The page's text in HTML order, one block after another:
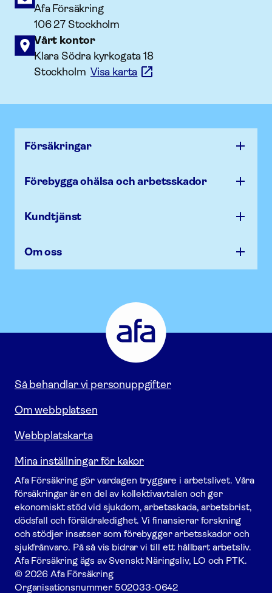
Afa Försäkring
106 27 Stockholm
Vårt kontor
Klara Södra kyrkogata 18
StockholmVisa karta
Försäk­ringar
Förebygga ohälsa och arbets­skador
Kundtjänst
Om oss
Försäkring
Gå
till
startsidan
Så behandlar vi personuppgifter
Om webbplatsen
Webbplatskarta
Mina inställningar för kakor
Afa För­säkring gör vardagen tryggare i arbetslivet. Våra
försäk­ringar är en del av kollektivavtalen och ger
ekonomiskt stöd vid sjukdom, arbetsskada, arbetsbrist,
dödsfall och föräldraledighet. Vi finansierar forskning
och stödjer insatser som förebygger arbets­skador och
sjukfrånvaro. På så vis bidrar vi till ett hållbart arbetsliv.
Afa För­säkring ägs av Svenskt Näringsliv, LO och PTK.
© 2026 Afa Försäkring
Organisationsnummer 502033-0642